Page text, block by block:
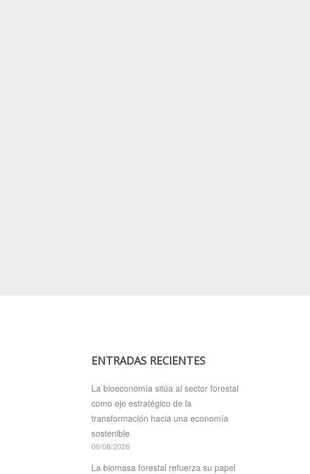
ENTRADAS RECIENTES
La bioeconomía sitúa al sector forestal
como eje estratégico de la
transformación hacia una economía
sostenible
06/08/2026
La biomasa forestal refuerza su papel